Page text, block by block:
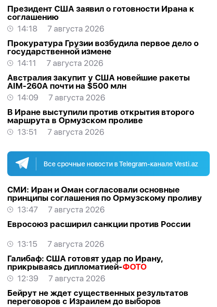
Президент США заявил о готовности Ирана к
соглашению
14:18
7 августа 2026
Прокуратура Грузии возбудила первое дело о
государственной измене
14:11
7 августа 2026
Австралия закупит у США новейшие ракеты
AIM-260A почти на $500 млн
14:09
7 августа 2026
В Иране выступили против открытия второго
маршрута в Ормузском проливе
13:51
7 августа 2026
Все срочные новости в Telegram-канале Vesti.az
СМИ: Иран и Оман согласовали основные
принципы соглашения по Ормузскому проливу
13:47
7 августа 2026
Евросоюз расширил санкции против России
13:15
7 августа 2026
Галибаф: США готовят удар по Ирану,
прикрываясь дипломатией-ФОТО
12:39
7 августа 2026
Бейрут не ждет существенных результатов
переговоров с Израилем до выборов